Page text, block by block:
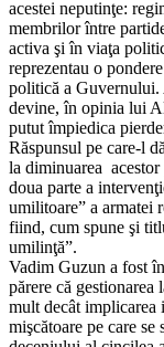
acestei neputinţe:
membrilor între
activa şi în viaţa
reprezentau o
politică a Guvernului.
devine, în opinia lui
putut împiedica
Răspunsul pe care-l
la diminuarea
doua parte a
umilitoare” a armatei
fiind, cum spune şi
umilinţă”.
Vadim Guzun a fost
părere că
mult decât implicarea
mişcătoare pe care